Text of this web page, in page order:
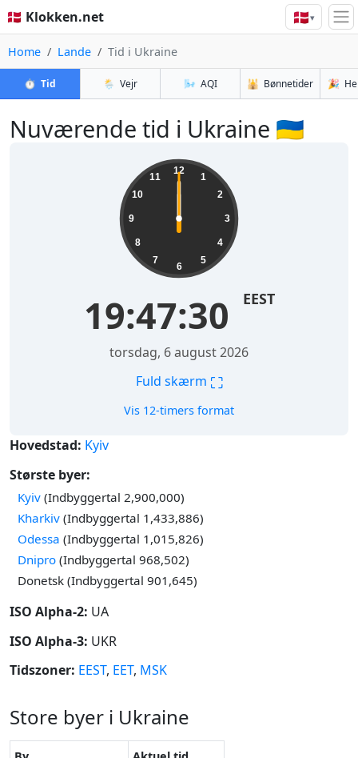
🇩🇰 Klokken.net 🇩🇰▾
Home Lande Tid i Ukraine
⏱️ Tid 🌦️ Vejr 🌬️ AQI 🕌 Bønnetider 🎉
Nuværende tid i Ukraine 🇺🇦
12
1
2
3
4
5
6
7
8
9
10
11
19:47:30 EEST
torsdag, 6 august 2026
Fuld skærm ⛶
Vis 12-timers format
Hovedstad: Kyiv
Største byer:
Kyiv (Indbyggertal 2,900,000)
Kharkiv (Indbyggertal 1,433,886)
Odessa (Indbyggertal 1,015,826)
Dnipro (Indbyggertal 968,502)
Donetsk (Indbyggertal 901,645)
ISO Alpha-2: UA
ISO Alpha-3: UKR
Tidszoner: EEST, EET, MSK
Store byer i Ukraine